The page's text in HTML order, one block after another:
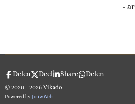
-
Delen Deel Share Delen
© 2020 - 2026 Vikado
Powered byJouwWeb